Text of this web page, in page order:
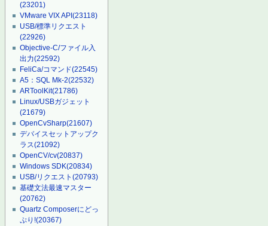
(23201)
VMware VIX API(23118)
USB/標準リクエスト
(22926)
Objective-C/ファイル入
出力(22592)
FeliCa/コマンド(22545)
A5：SQL Mk-2(22532)
ARToolKit(21786)
Linux/USBガジェット
(21679)
OpenCvSharp(21607)
デバイスセットアップク
ラス(21092)
OpenCV/cv(20837)
Windows SDK(20834)
USB/リクエスト(20793)
基礎文法最速マスター
(20762)
Quartz Composerにどっ
ぷり!(20367)